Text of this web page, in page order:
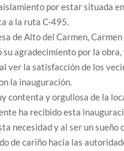
por estar situada
a la ruta C-495.
de Alto del Carmen, Carmen
su agradecimiento por la
ver la satisfacción de los
la inauguración.
contenta y orgullosa de la
ha recibido esta
necesidad y al ser un sueño
de cariño hacia las